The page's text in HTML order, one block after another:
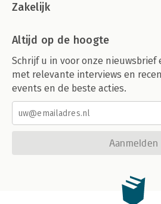
Zakelijk
Altijd op de hoogte
Schrijf u in voor onze
met relevante interviews en
events en de beste acties.
Aanmelden